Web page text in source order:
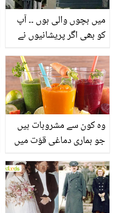
میں بچوں والی ہوں ۔۔ آپ
کو بھی اگر پریشانیوں نے
وائرل تصاویر کو ہماری نظر
سے جو چہرے پر مسکرہٹ
لے آئیں گی
وہ کون سے مشروبات ہیں
جو ہماری دماغی قوّت میں
جانیئے ان کے فوائد